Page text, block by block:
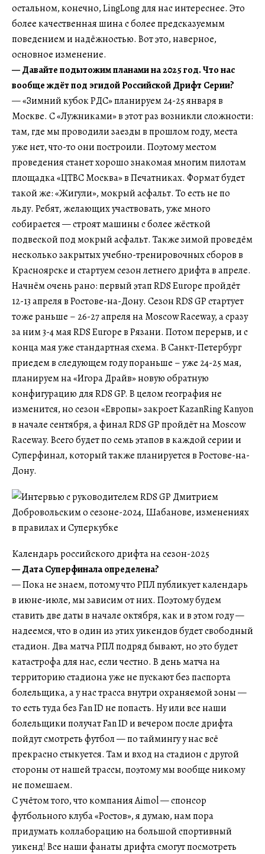
остальном, конечно, LingLong для нас интереснее. Это
более качественная шина с более предсказуемым
поведением и надёжностью. Вот это, наверное,
основное изменение.
— Давайте подытожим планами на 2025 год. Что нас
вообще ждёт под эгидой Российской Дрифт Серии?
— «Зимний кубок РДС» планируем 24-25 января в
Москве. С «Лужниками» в этот раз возникли сложности:
там, где мы проводили заезды в прошлом году, места
уже нет, что-то они построили. Поэтому местом
проведения станет хорошо знакомая многим пилотам
площадка «ЦТВС Москва» в Печатниках. Формат будет
такой же: «Жигули», мокрый асфальт. То есть не по
льду. Ребят, желающих участвовать, уже много
собирается — строят машины с более жёсткой
подвеской под мокрый асфальт. Также зимой проведём
несколько закрытых учебно-тренировочных сборов в
Красноярске и стартуем сезон летнего дрифта в апреле.
Начнём очень рано: первый этап RDS Europe пройдёт
12-13 апреля в Ростове-на-Дону. Сезон RDS GP стартует
тоже раньше – 26-27 апреля на Moscow Raceway, а сразу
за ним 3-4 мая RDS Europe в Рязани. Потом перерыв, и с
конца мая уже стандартная схема. В Санкт-Петербург
приедем в следующем году пораньше – уже 24-25 мая,
планируем на «Игора Драйв» новую обратную
конфигурацию для RDS GP. В целом география не
изменится, но сезон «Европы» закроет KazanRing Kanyon
в начале сентября, а финал RDS GP пройдёт на Moscow
Raceway. Всего будет по семь этапов в каждой серии и
Суперфинал, который также планируется в Ростове-на-
Дону.
Календарь российского дрифта на сезон-2025
— Дата Суперфинала определена?
— Пока не знаем, потому что РПЛ публикует календарь
в июне-июле, мы зависим от них. Поэтому будем
ставить две даты в начале октября, как и в этом году —
надеемся, что в один из этих уикендов будет свободный
стадион. Два матча РПЛ подряд бывают, но это будет
катастрофа для нас, если честно. В день матча на
территорию стадиона уже не пускают без паспорта
болельщика, а у нас трасса внутри охраняемой зоны —
то есть туда без Fan ID не попасть. Ну или все наши
болельщики получат Fan ID и вечером после дрифта
пойдут смотреть футбол — по таймингу у нас всё
прекрасно стыкуется. Там и вход на стадион с другой
стороны от нашей трассы, поэтому мы вообще никому
не помешаем.
С учётом того, что компания Aimol — спонсор
футбольного клуба «Ростов», я думаю, нам пора
придумать коллаборацию на большой спортивный
уикенд! Все наши фанаты дрифта смогут посмотреть